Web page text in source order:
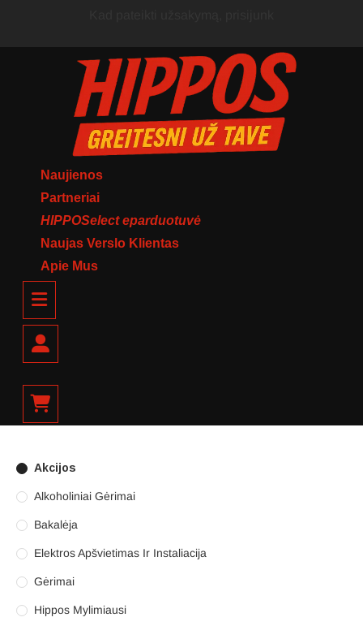
Naujienos
Partneriai
HIPPOSelect eparduotuvė
Naujas Verslo Klientas
Apie Mus
Akcijos
Alkoholiniai Gėrimai
Bakalėja
Elektros Apšvietimas Ir Instaliacija
Gėrimai
Hippos Mylimiausi